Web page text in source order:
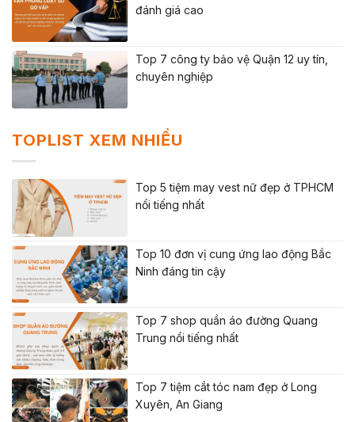
đánh giá cao
Top 7 công ty bảo vệ Quận 12 uy tín,
chuyên nghiệp
TOPLIST XEM NHIỀU
Top 5 tiệm may vest nữ đẹp ở TPHCM
nổi tiếng nhất
Top 10 đơn vị cung ứng lao động Bắc
Ninh đáng tin cậy
Top 7 shop quần áo đường Quang
Trung nổi tiếng nhất
Top 7 tiệm cắt tóc nam đẹp ở Long
Xuyên, An Giang